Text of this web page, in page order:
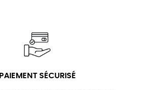
PAIEMENT SÉCURISÉ